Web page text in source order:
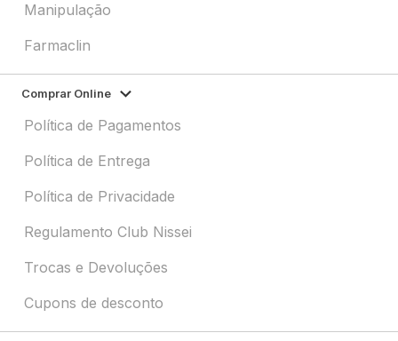
Manipulação
Farmaclin
Comprar Online
Política de Pagamentos
Política de Entrega
Política de Privacidade
Regulamento Club Nissei
Trocas e Devoluções
Cupons de desconto